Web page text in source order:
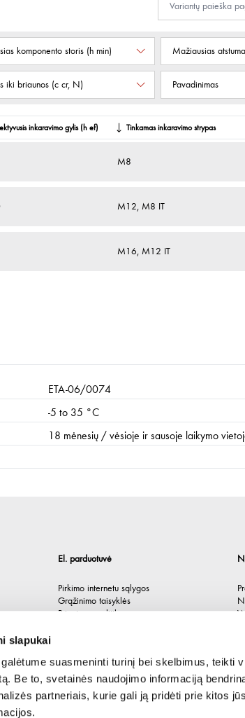
slapukai
suasmeninti turinį bei skelbimus, teikti
Be to, svetainės naudojimo informaciją
partneriais, kurie gali ją pridėti prie kitos
komponento storis (h min) Mažiausias
iki briaunos (c cr, N) Pavadinimas
inkaravimo gylis (h ef) Tinkamas inkaravimo strypas
M8
M12, M8 IT
M16, M12 IT
ETA-06/0074
-5 to 35 °C
18 mėnesių / vėsioje ir sausoje laikymo
El. parduotuvė
Pirkimo internetu sąlygos
Grąžinimo taisyklės
Privatumo politika